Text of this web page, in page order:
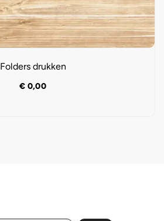
Folders drukken
€ 0,00